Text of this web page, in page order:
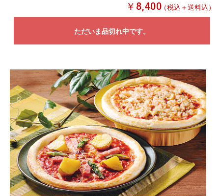
￥8,400（税込＋送料込）
ただいま品切れ中です。